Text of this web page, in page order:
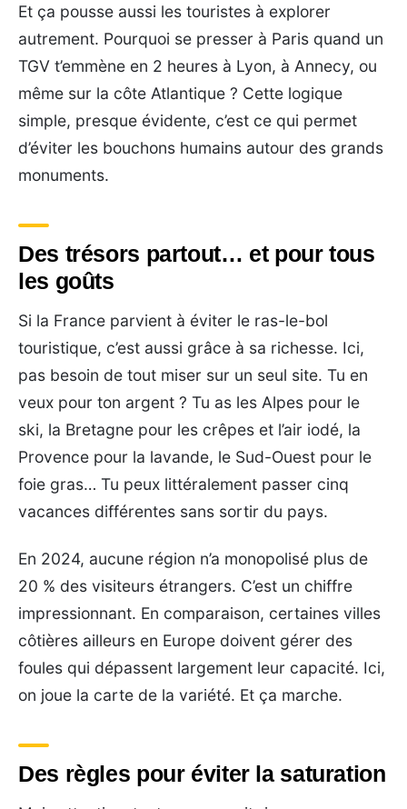
Et ça pousse aussi les touristes à explorer
autrement. Pourquoi se presser à Paris quand un
TGV t’emmène en 2 heures à Lyon, à Annecy, ou
même sur la côte Atlantique ? Cette logique
simple, presque évidente, c’est ce qui permet
d’éviter les bouchons humains autour des grands
monuments.
Des trésors partout… et pour tous
les goûts
Si la France parvient à éviter le ras-le-bol
touristique, c’est aussi grâce à sa richesse. Ici,
pas besoin de tout miser sur un seul site. Tu en
veux pour ton argent ? Tu as les Alpes pour le
ski, la Bretagne pour les crêpes et l’air iodé, la
Provence pour la lavande, le Sud-Ouest pour le
foie gras… Tu peux littéralement passer cinq
vacances différentes sans sortir du pays.
En 2024, aucune région n’a monopolisé plus de
20 % des visiteurs étrangers. C’est un chiffre
impressionnant. En comparaison, certaines villes
côtières ailleurs en Europe doivent gérer des
foules qui dépassent largement leur capacité. Ici,
on joue la carte de la variété. Et ça marche.
Des règles pour éviter la saturation